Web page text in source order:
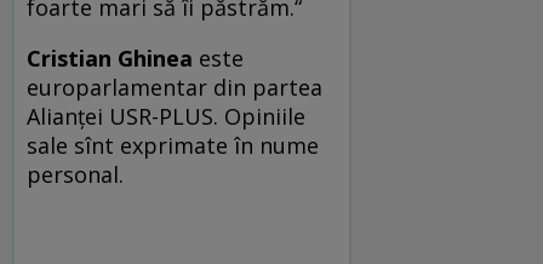
foarte mari să îi păstrăm.“
Cristian Ghinea este
europarlamentar din partea
Alianței USR-PLUS. Opiniile
sale sînt exprimate în nume
personal.